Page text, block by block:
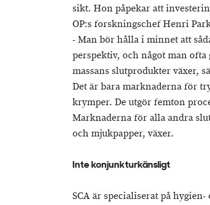
sikt. Hon påpekar att
OP:s forskningschef Henri
- Man bör hålla i minnet att
perspektiv, och något man
massans slutprodukter växer,
Det är bara marknaderna för
krymper. De utgör femton
Marknaderna för alla andra
och mjukpapper, växer.
Inte konjunkturkänsligt
SCA är specialiserat på